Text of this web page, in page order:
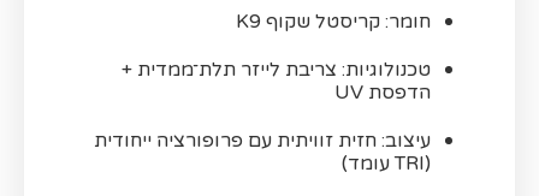
חומר: קריסטל שקוף K9
טכנולוגיות: צריבת לייזר תלת־ממדית +
הדפסת UV
עיצוב: חזית זוויתית עם פרופורציה ייחודית
(TRI עומד)